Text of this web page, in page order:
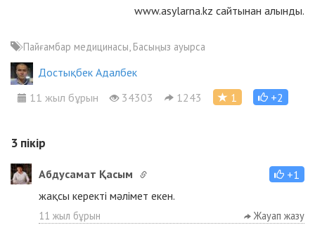
www.asylarna.kz сайтынан алынды.
Пайғамбар медицинасы, Басыңыз ауырса
Достықбек Адалбек
11 жыл бұрын
34303 1243 1 +2
3 пікір
Абдусамат Қасым
+1
жақсы керекті мәлімет екен.
11 жыл бұрын Жауап жазу